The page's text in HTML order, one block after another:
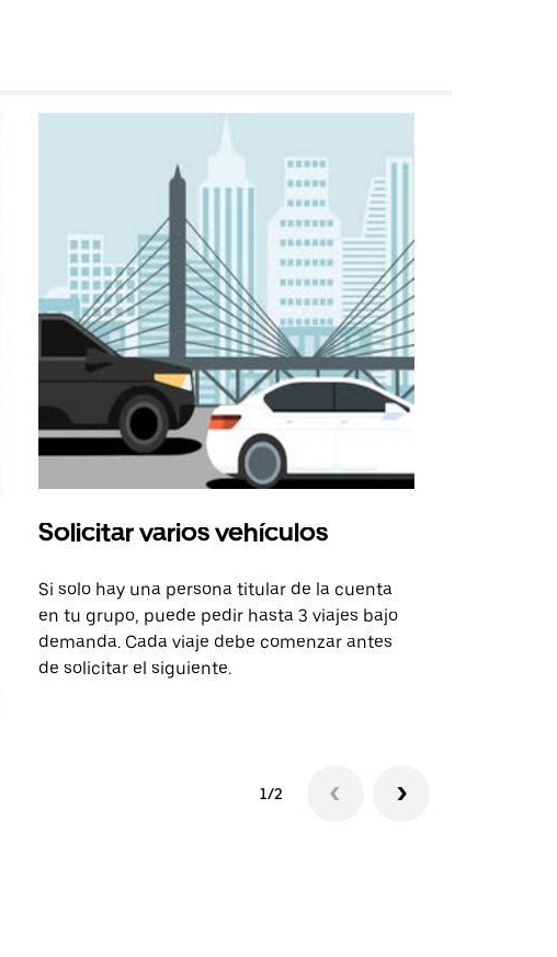
Solicitar varios vehículos
Si solo hay una persona titular de la cuenta
en tu grupo, puede pedir hasta 3 viajes bajo
demanda. Cada viaje debe comenzar antes
de solicitar el siguiente.
1/2